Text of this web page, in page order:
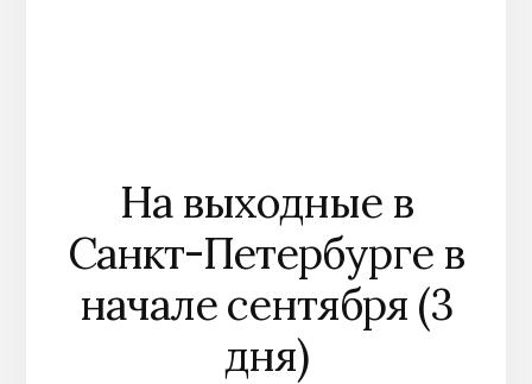
На выходные в
Санкт-Петербурге в
начале сентября (3
дня)